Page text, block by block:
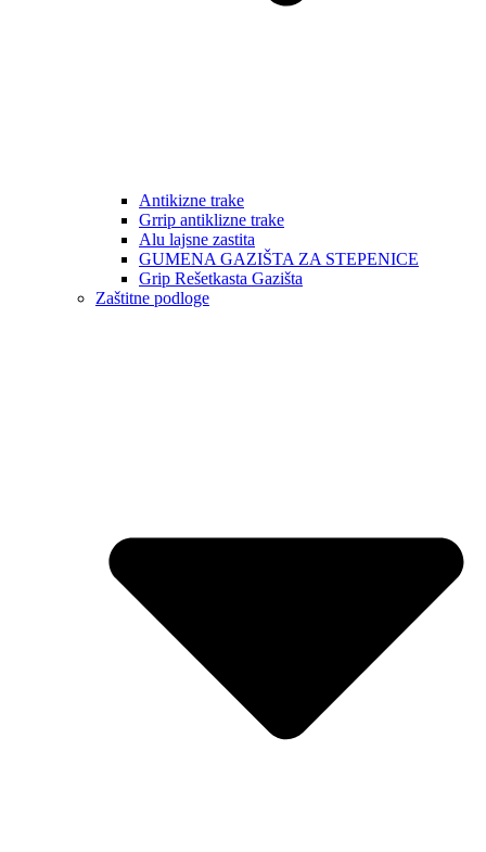
Antikizne trake
Grrip antiklizne trake
Alu lajsne zastita
GUMENA GAZIŠTA ZA STEPENICE
Grip Rešetkasta Gazišta
Zaštitne podloge